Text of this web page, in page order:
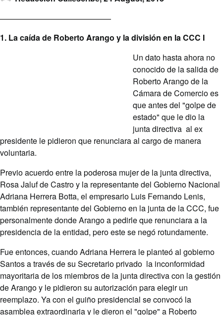
1. La caída de Roberto Arango y la división en la CCC I
Un dato hasta ahora no
conocido de la salida de
Roberto Arango de la
Cámara de Comercio es
que antes del "golpe de
estado" que le dio la
junta directiva al ex
presidente le pidieron que renunciara al cargo de manera
voluntaria.
Previo acuerdo entre la poderosa mujer de la junta directiva,
Rosa Jaluf de Castro y la representante del Gobierno Nacional
Adriana Herrera Botta, el empresario Luis Fernando Lenis,
también representante del Gobierno en la junta de la CCC, fue
personalmente donde Arango a pedirle que renunciara a la
presidencia de la entidad, pero este se negó rotundamente.
Fue entonces, cuando Adriana Herrera le planteó al gobierno
Santos a través de su Secretario privado la inconformidad
mayoritaria de los miembros de la junta directiva con la gestión
de Arango y le pidieron su autorización para elegir un
reemplazo. Ya con el guiño presidencial se convocó la
asamblea extraordinaria y le dieron el "golpe" a Roberto